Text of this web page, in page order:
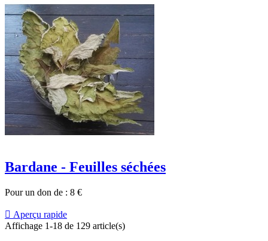
Bardane - Feuilles séchées
Pour un don de : 8 €
 Aperçu rapide
Affichage 1-18 de 129 article(s)